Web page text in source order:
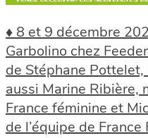
♦ 8 et 9 décembre
Garbolino chez
de Stéphane
aussi Marine Ribière,
France féminine et
de l’équipe de France